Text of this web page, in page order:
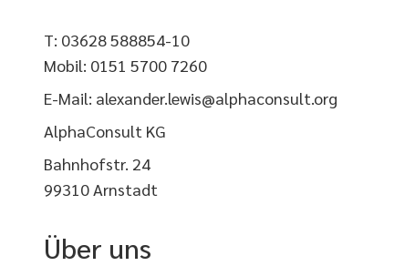
T: 03628 588854-10
Mobil: 0151 5700 7260
E-Mail: alexander.lewis@alphaconsult.org
AlphaConsult KG
Bahnhofstr. 24
99310 Arnstadt
Über uns